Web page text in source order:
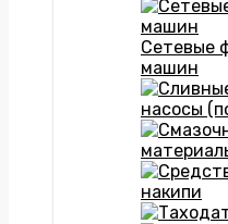
Сетевые
машин
насосы
накипи